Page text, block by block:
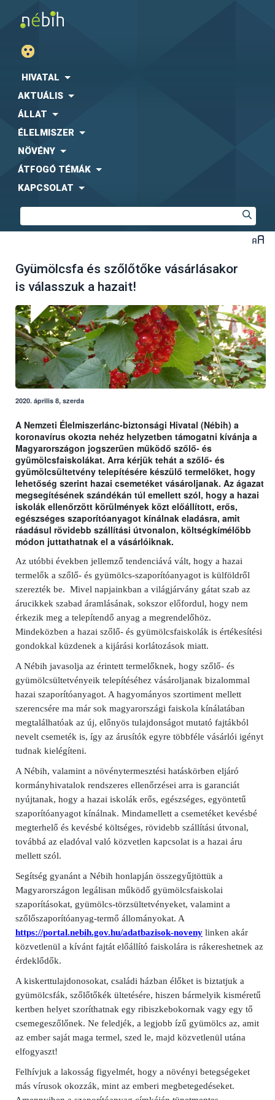
HIVATAL
AKTUÁLIS
ÁLLAT
ÉLELMISZER
NÖVÉNY
ÁTFOGÓ TÉMÁK
KAPCSOLAT
Gyümölcsfa és szőlőtőke vásárlásakor
is válasszuk a hazait!
2020. április 8, szerda
A Nemzeti Élelmiszerlánc-biztonsági Hivatal (Nébih) a
koronavírus okozta nehéz helyzetben támogatni kívánja a
Magyarországon jogszerűen működő szőlő- és
gyümölcsfaiskolákat. Arra kérjük tehát a szőlő- és
gyümölcsültetvény telepítésére készülő termelőket, hogy
lehetőség szerint hazai csemetéket vásároljanak. Az ágazat
megsegítésének szándékán túl emellett szól, hogy a hazai
iskolák ellenőrzött körülmények közt előállított, erős,
egészséges szaporítóanyagot kínálnak eladásra, amit
ráadásul rövidebb szállítási útvonalon, költségkímélőbb
módon juttathatnak el a vásárlóiknak.
Az utóbbi években jellemző tendenciává vált, hogy a hazai
termelők a szőlő- és gyümölcs-szaporítóanyagot is külföldről
szerezték be. Mivel napjainkban a világjárvány gátat szab az
árucikkek szabad áramlásának, sokszor előfordul, hogy nem
érkezik meg a telepítendő anyag a megrendelőhöz.
Mindeközben a hazai szőlő- és gyümölcsfaiskolák is értékesítési
gondokkal küzdenek a kijárási korlátozások miatt.
A Nébih javasolja az érintett termelőknek, hogy szőlő- és
gyümölcsültetvényeik telepítéséhez vásároljanak bizalommal
hazai szaporítóanyagot. A hagyományos szortiment mellett
szerencsére ma már sok magyarországi faiskola kínálatában
megtalálhatóak az új, előnyös tulajdonságot mutató fajtákból
nevelt csemeték is, így az árusítók egyre többféle vásárlói igényt
tudnak kielégíteni.
A Nébih, valamint a növénytermesztési hatáskörben eljáró
kormányhivatalok rendszeres ellenőrzései arra is garanciát
nyújtanak, hogy a hazai iskolák erős, egészséges, egyöntetű
szaporítóanyagot kínálnak. Mindamellett a csemetéket kevésbé
megterhelő és kevésbé költséges, rövidebb szállítási útvonal,
továbbá az eladóval való közvetlen kapcsolat is a hazai áru
mellett szól.
Segítség gyanánt a Nébih honlapján összegyűjtöttük a
Magyarországon legálisan működő gyümölcsfaiskolai
szaporításokat, gyümölcs-törzsültetvényeket, valamint a
szőlőszaporítóanyag-termő állományokat. A
https://portal.nebih.gov.hu/adatbazisok-noveny linken akár
közvetlenül a kívánt fajtát előállító faiskolára is rákereshetnek az
érdeklődők.
A kiskerttulajdonosokat, családi házban élőket is biztatjuk a
gyümölcsfák, szőlőtőkék ültetésére, hiszen bármelyik kisméretű
kertben helyet szoríthatnak egy ribiszkebokornak vagy egy tő
csemegeszőlőnek. Ne feledjék, a legjobb ízű gyümölcs az, amit
az ember saját maga termel, szed le, majd közvetlenül utána
elfogyaszt!
Felhívjuk a lakosság figyelmét, hogy a növényi betegségeket
más vírusok okozzák, mint az emberi megbetegedéseket.